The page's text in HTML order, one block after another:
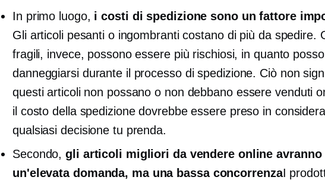
In primo luogo, i costi di spedizione sono un fattore
Gli articoli pesanti o ingombranti costano di più da spedire.
fragili, invece, possono essere più rischiosi, in quanto
danneggiarsi durante il processo di spedizione. Ciò non
questi articoli non possano o non debbano essere venduti
il costo della spedizione dovrebbe essere preso in
qualsiasi decisione tu prenda.
Secondo,gli articoli migliori da vendere online avranno
un'elevata domanda, ma una bassa concorrenzaI